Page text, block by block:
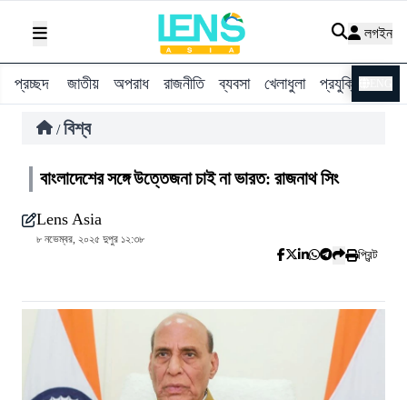
লগইন
প্রচ্ছদ জাতীয় অপরাধ রাজনীতি ব্যবসা খেলাধুলা প্রযুক্তি
/ বিশ্ব
বাংলাদেশের সঙ্গে উত্তেজনা চাই না ভারত: রাজনাথ সিং
Lens Asia
৮ নভেম্বর, ২০২৫ দুপুর ১২:৩৮
প্রিন্ট